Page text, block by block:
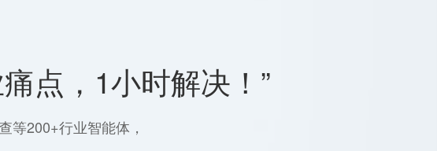
点，1小时解决！”
等200+行业智能体，